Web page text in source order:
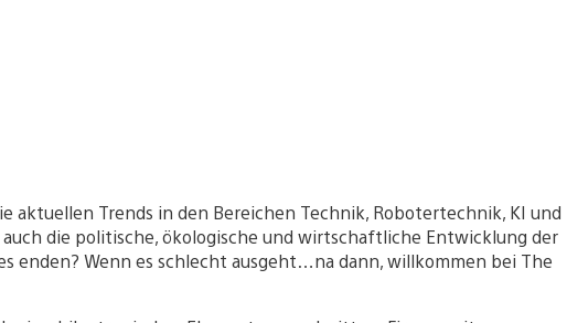
aktuellen Trends in den Bereichen Technik, Robotertechnik, KI und
die politische, ökologische und wirtschaftliche Entwicklung der
enden? Wenn es schlecht ausgeht…na dann, willkommen bei The